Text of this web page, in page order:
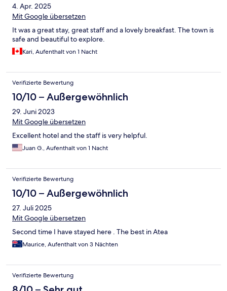
4. Apr. 2025
Mit Google übersetzen
It was a great stay, great staff and a lovely breakfast. The town is
safe and beautiful to explore.
Kari, Aufenthalt von 1 Nacht
Verifizierte Bewertung
10/10 – Außergewöhnlich
29. Juni 2023
Mit Google übersetzen
Excellent hotel and the staff is very helpful.
Juan G., Aufenthalt von 1 Nacht
Verifizierte Bewertung
10/10 – Außergewöhnlich
27. Juli 2025
Mit Google übersetzen
Second time I have stayed here . The best in Atea
Maurice, Aufenthalt von 3 Nächten
Verifizierte Bewertung